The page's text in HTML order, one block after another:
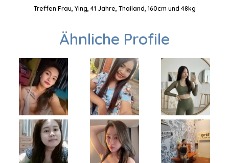
Treffen Frau, Ying, 41 Jahre, Thailand, 160cm und 48kg
Ähnliche Profile